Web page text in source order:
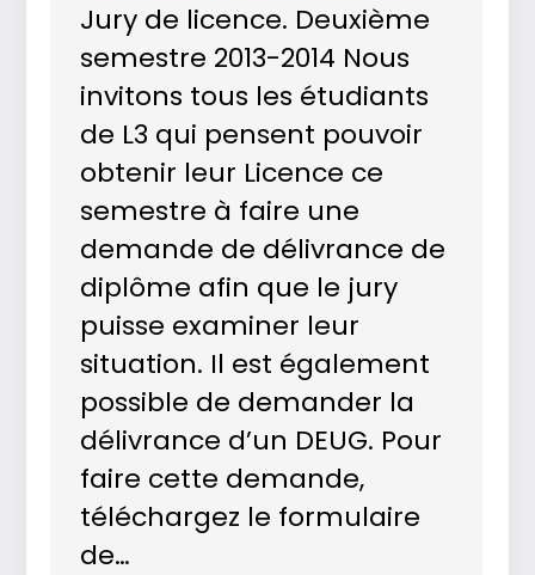
Jury de licence. Deuxième
semestre 2013-2014 Nous
invitons tous les étudiants
de L3 qui pensent pouvoir
obtenir leur Licence ce
semestre à faire une
demande de délivrance de
diplôme afin que le jury
puisse examiner leur
situation. Il est également
possible de demander la
délivrance d’un DEUG. Pour
faire cette demande,
téléchargez le formulaire
de…